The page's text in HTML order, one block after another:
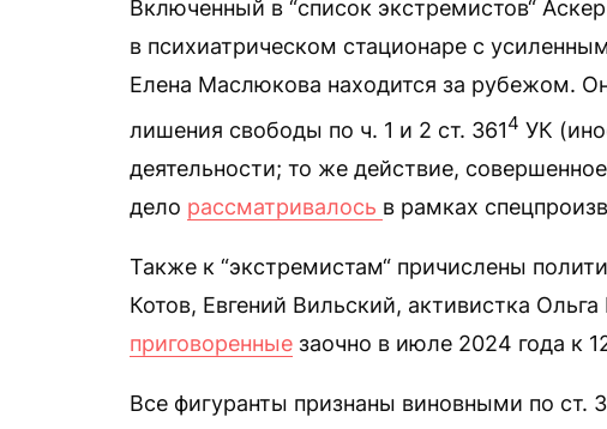
Включенный в “список экстремистов“
в психиатрическом стационаре с
Елена Маслюкова находится за рубежом.
лишения свободы по ч. 1 и 2 ст. 3614 УК
деятельности; то же действие,
дело рассматривалось в рамках
Также к “экстремистам“ причислены
Котов, Евгений Вильский, активистка
приговоренные заочно в июле 2024 года к
Все фигуранты признаны виновными по ст.